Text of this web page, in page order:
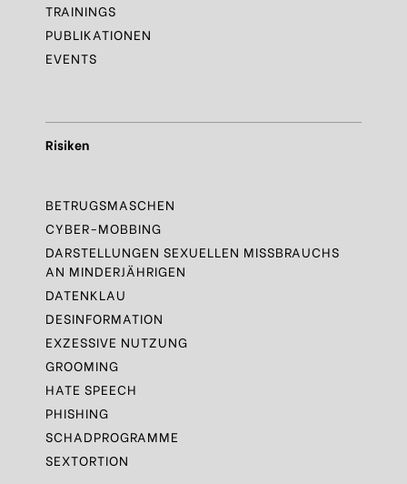
TRAININGS
PUBLIKATIONEN
EVENTS
Risiken
BETRUGSMASCHEN
CYBER-MOBBING
DARSTELLUNGEN SEXUELLEN MISSBRAUCHS
AN MINDERJÄHRIGEN
DATENKLAU
DESINFORMATION
EXZESSIVE NUTZUNG
GROOMING
HATE SPEECH
PHISHING
SCHADPROGRAMME
SEXTORTION